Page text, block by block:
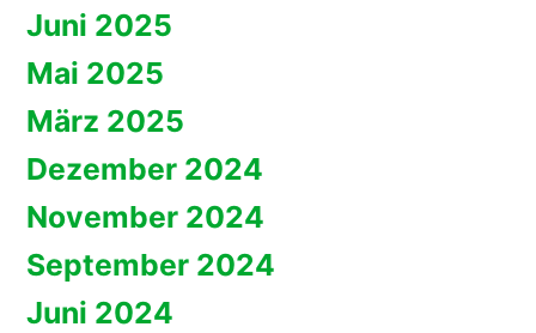
Juni 2025
Mai 2025
März 2025
Dezember 2024
November 2024
September 2024
Juni 2024